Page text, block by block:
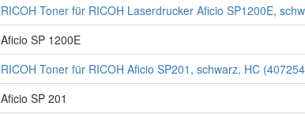
RICOH Toner für RICOH Laserdrucker Aficio SP1200E,
Aficio SP 1200E
RICOH Toner für RICOH Aficio SP201, schwarz, HC
Aficio SP 201